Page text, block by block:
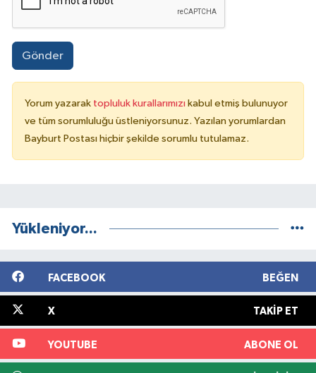
Gönder
Yorum yazarak topluluk kurallarımızı kabul etmiş bulunuyor
ve tüm sorumluluğu üstleniyorsunuz. Yazılan yorumlardan
Bayburt Postası hiçbir şekilde sorumlu tutulamaz.
Yükleniyor...
FACEBOOK BEĞEN
X TAKIP ET
YOUTUBE ABONE OL